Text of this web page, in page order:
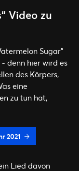
Video zu
Sugar"
denn hier wird es
des Körpers,
eine
zu tun hat,
2021
Lied davon